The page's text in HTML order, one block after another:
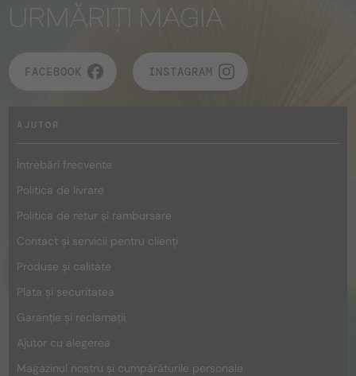
URMĂRIȚI MAGIA
FACEBOOK INSTAGRAM
AJUTOR
Întrebări frecvente
Politica de livrare
Politica de retur și rambursare
Contact și servicii pentru clienți
Produse și calitate
Plata și securitatea
Garanție și reclamații
Ajutor cu alegerea
Magazinul nostru și cumpărăturile personale